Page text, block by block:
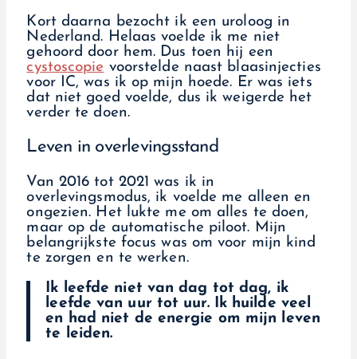
Kort daarna bezocht ik een uroloog in
Nederland. Helaas voelde ik me niet
gehoord door hem. Dus toen hij een
cystoscopie voorstelde naast blaasinjecties
voor IC, was ik op mijn hoede. Er was iets
dat niet goed voelde, dus ik weigerde het
verder te doen.
Leven in overlevingsstand
Van 2016 tot 2021 was ik in
overlevingsmodus, ik voelde me alleen en
ongezien. Het lukte me om alles te doen,
maar op de automatische piloot. Mijn
belangrijkste focus was om voor mijn kind
te zorgen en te werken.
Ik leefde niet van dag tot dag, ik
leefde van uur tot uur. Ik huilde veel
en had niet de energie om mijn leven
te leiden.